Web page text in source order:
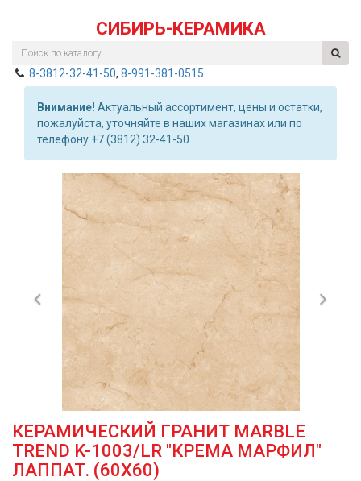
СИБИРЬ-КЕРАМИКА
8-3812-32-41-50, 8-991-381-0515
Внимание! Актуальный ассортимент, цены и остатки,
пожалуйста, уточняйте в наших магазинах или по
телефону +7 (3812) 32-41-50
Previous
КЕРАМИЧЕСКИЙ ГРАНИТ MARBLE
TREND K-1003/LR "КРЕМА МАРФИЛ"
ЛАППАТ. (60Х60)